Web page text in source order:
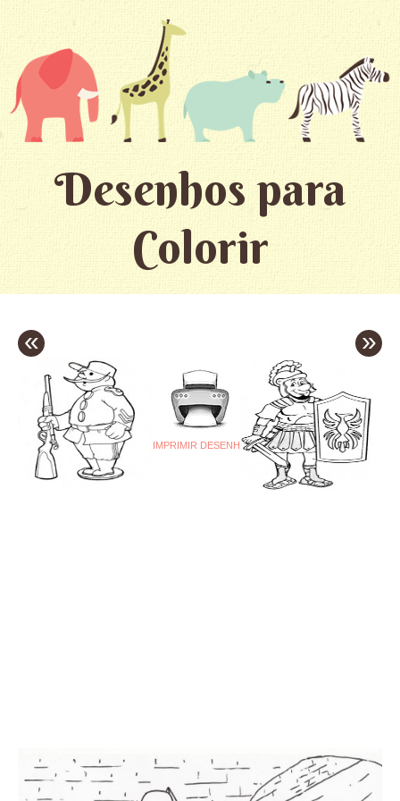
Desenhos para
Colorir
«
IMPRIMIR DESENHO
»